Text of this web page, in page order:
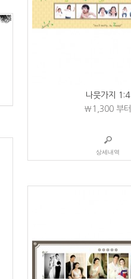
나뭇가지 1:4
₩1,300부터
상세내역